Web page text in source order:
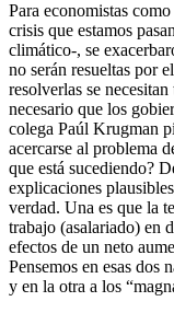
Para economistas
crisis que estamos
climático-, se
no serán resueltas por
resolverlas se
necesario que los
colega Paúl Krugman
acercarse al problema
que está sucediendo?
explicaciones
verdad. Una es que la
trabajo (asalariado) en
efectos de un neto
Pensemos en esas dos
y en la otra a los